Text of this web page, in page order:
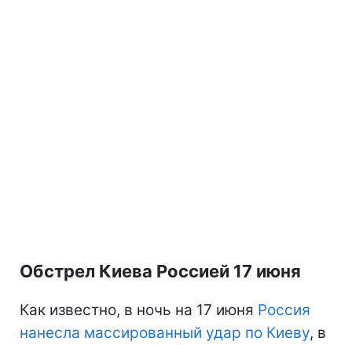
Обстрел Киева Россией 17 июня
Как известно, в ночь на 17 июня Россия
нанесла массированный удар по Киеву, в